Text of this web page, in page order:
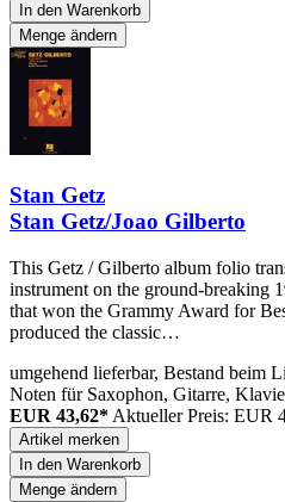
In den Warenkorb
Menge ändern
Stan Getz
Stan Getz/Joao Gilberto
This Getz / Gilberto album folio
instrument on the ground-breaking
that won the Grammy Award for
produced the classic…
umgehend lieferbar, Bestand beim
Noten für Saxophon, Gitarre,
EUR 43,62* Aktueller Preis: EUR
Artikel merken
In den Warenkorb
Menge ändern